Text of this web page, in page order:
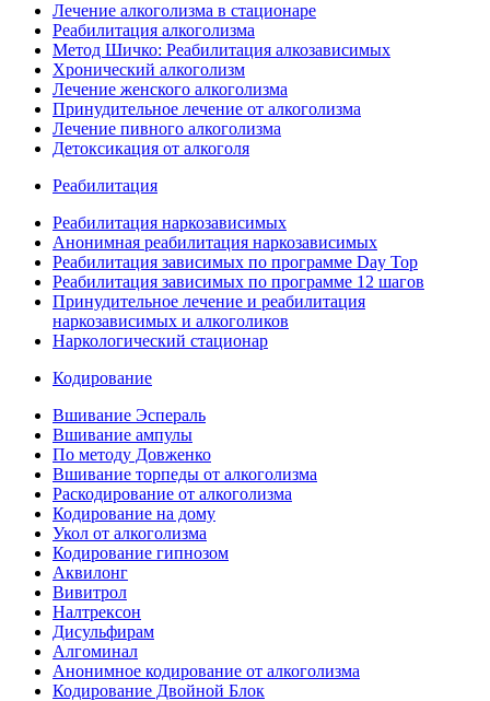
Лечение алкоголизма в стационаре
Реабилитация алкоголизма
Метод Шичко: Реабилитация алкозависимых
Хронический алкоголизм
Лечение женского алкоголизма
Принудительное лечение от алкоголизма
Лечение пивного алкоголизма
Детоксикация от алкоголя
Реабилитация
Реабилитация наркозависимых
Анонимная реабилитация наркозависимых
Реабилитация зависимых по программе Day Top
Реабилитация зависимых по программе 12 шагов
Принудительное лечение и реабилитация
наркозависимых и алкоголиков
Наркологический стационар
Кодирование
Вшивание Эспераль
Вшивание ампулы
По методу Довженко
Вшивание торпеды от алкоголизма
Раскодирование от алкоголизма
Кодирование на дому
Укол от алкоголизма
Кодирование гипнозом
Аквилонг
Вивитрол
Налтрексон
Дисульфирам
Алгоминал
Анонимное кодирование от алкоголизма
Кодирование Двойной Блок